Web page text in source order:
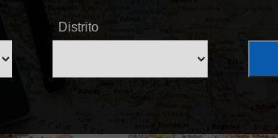
Distrito